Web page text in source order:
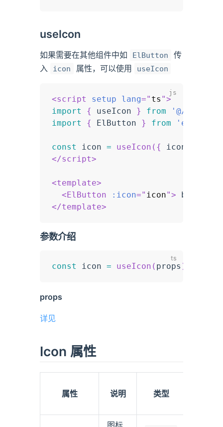
useIcon
如果需要在其他组件中如 ElButton
传
入
icon 属性，可以使用 useIcon
<script setup lang=" ts ">
import
{ useIcon } from
'@/hooks/
import
{ ElButton } from
const icon = useIcon ( { icon
</script>
<template>
<ElButton :icon=" icon"> button
</template>
参数介绍
const icon = useIcon ( props )
props
详见
Icon 属性
属性 说明 类型